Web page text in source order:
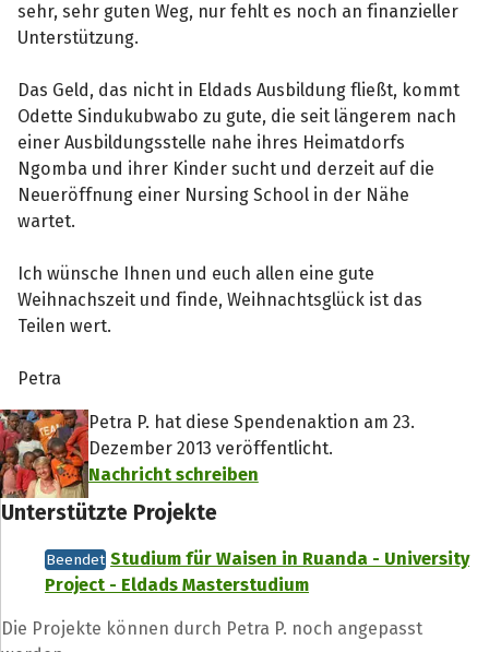
sehr, sehr guten Weg, nur fehlt es noch an finanzieller
Unterstützung.
Das Geld, das nicht in Eldads Ausbildung fließt, kommt
Odette Sindukubwabo zu gute, die seit längerem nach
einer Ausbildungsstelle nahe ihres Heimatdorfs
Ngomba und ihrer Kinder sucht und derzeit auf die
Neueröffnung einer Nursing School in der Nähe
wartet.
Ich wünsche Ihnen und euch allen eine gute
Weihnachszeit und finde, Weihnachtsglück ist das
Teilen wert.
Petra
Petra P. hat diese Spendenaktion am 23.
Dezember 2013 veröffentlicht.
Nachricht schreiben
Unterstützte Projekte
Beendet Studium für Waisen in Ruanda - University
Project - Eldads Masterstudium
Die Projekte können durch Petra P. noch angepasst